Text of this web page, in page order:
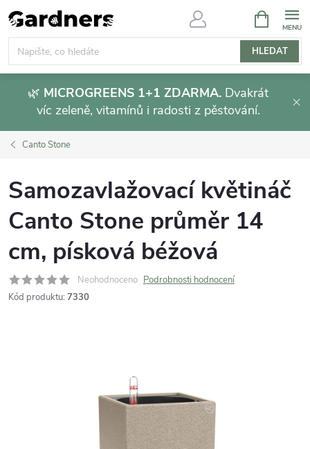
Přejít
na
obsah
HLEDAT
NÁKUPNÍ
KOŠÍK
🌿 MICROGREENS 1+1 ZDARMA. Dvakrát
víc zeleně, vitamínů i radosti z pěstování.
Canto Stone
Samozavlažovací květináč
Canto Stone průměr 14
cm, písková béžová
Neohodnoceno Podrobnosti hodnocení
Kód produktu: 7330